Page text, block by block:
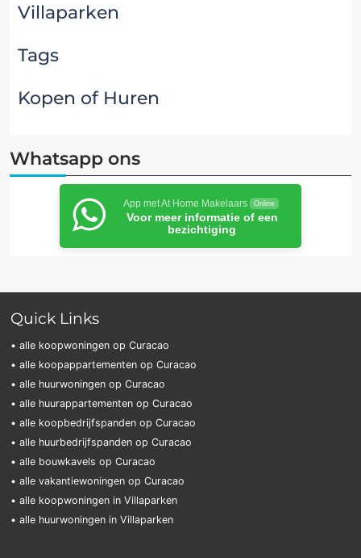
Villaparken
Tags
Kopen of Huren
Whatsapp ons
App met At Home Makelaars Online
Voor meer informatie of een
bezichtiging
Quick Links
• alle koopwoningen op Curacao
• alle koopappartementen op Curacao
• alle huurwoningen op Curacao
• alle huurappartementen op Curacao
• alle koopbedrijfspanden op Curacao
• alle huurbedrijfspanden op Curacao
• alle bouwkavels op Curacao
• alle vakantiewoningen op Curacao
• alle koopwoningen in Villaparken
• alle huurwoningen in Villaparken